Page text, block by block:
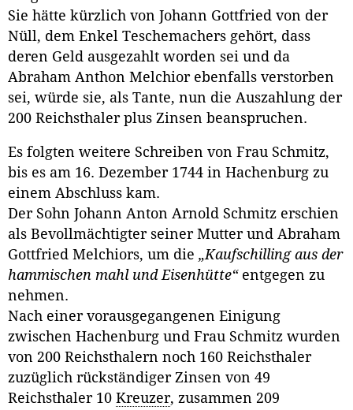
Sie hätte kürzlich von Johann Gottfried von der
Nüll, dem Enkel Teschemachers gehört, dass
deren Geld ausgezahlt worden sei und da
Abraham Anthon Melchior ebenfalls verstorben
sei, würde sie, als Tante, nun die Auszahlung der
200 Reichsthaler plus Zinsen beanspruchen.
Es folgten weitere Schreiben von Frau Schmitz,
bis es am 16. Dezember 1744 in Hachenburg zu
einem Abschluss kam.
Der Sohn Johann Anton Arnold Schmitz erschien
als Bevollmächtigter seiner Mutter und Abraham
Gottfried Melchiors, um die „Kaufschilling aus der
hammischen mahl und Eisenhütte“ entgegen zu
nehmen.
Nach einer vorausgegangenen Einigung
zwischen Hachenburg und Frau Schmitz wurden
von 200 Reichsthalern noch 160 Reichsthaler
zuzüglich rückständiger Zinsen von 49
Reichsthaler 10 Kreuzer, zusammen 209